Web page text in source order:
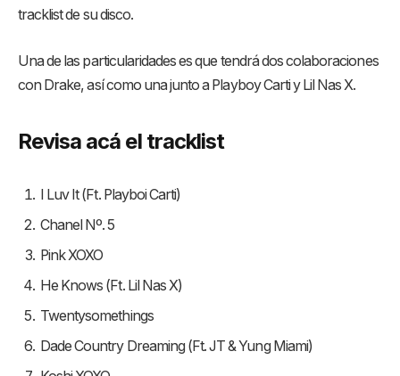
tracklist de su disco.
Una de las particularidades es que tendrá dos colaboraciones
con Drake, así como una junto a Playboy Carti y Lil Nas X.
Revisa acá el tracklist
I Luv It (Ft. Playboi Carti)
Chanel Nº. 5
Pink XOXO
He Knows (Ft. Lil Nas X)
Twentysomethings
Dade Country Dreaming (Ft. JT & Yung Miami)